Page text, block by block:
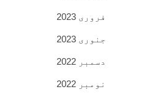
فروری 2023
جنوری 2023
دسمبر 2022
نومبر 2022